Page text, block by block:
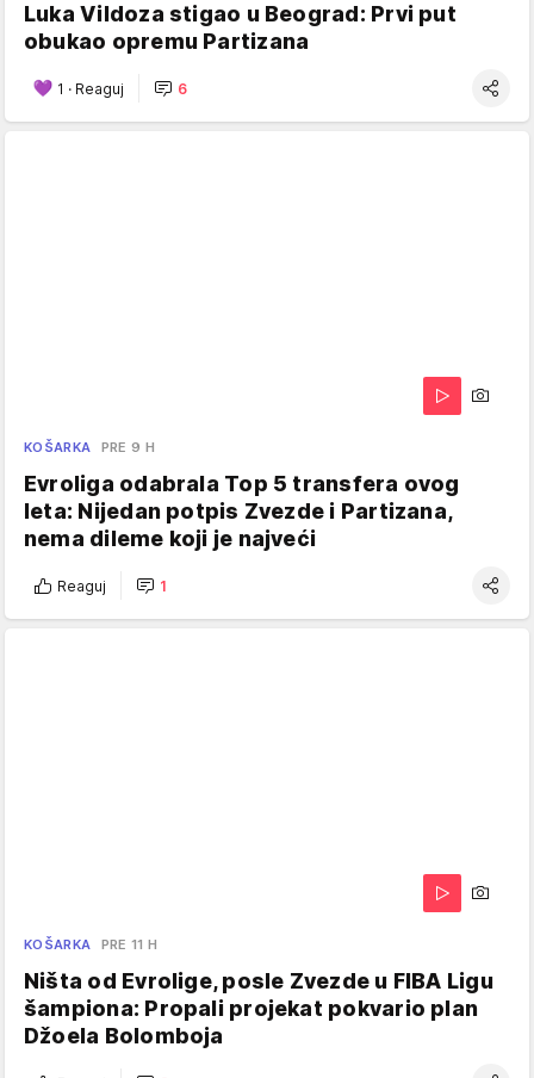
Luka Vildoza stigao u Beograd: Prvi put
obukao opremu Partizana
1 · Reaguj 6
KOŠARKA PRE 9 H
Evroliga odabrala Top 5 transfera ovog
leta: Nijedan potpis Zvezde i Partizana,
nema dileme koji je najveći
Reaguj 1
KOŠARKA PRE 11 H
Ništa od Evrolige, posle Zvezde u FIBA Ligu
šampiona: Propali projekat pokvario plan
Džoela Bolomboja